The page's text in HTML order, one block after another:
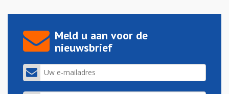
Meld u aan voor de
nieuwsbrief